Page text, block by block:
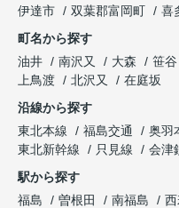
伊達市
双葉郡富岡町 喜
町名から探す
油井
南沢又 大森 笹谷
上鳥渡
北沢又
在庭坂
沿線から探す
東北本線
福島交通 奥羽
東北新幹線
只見線 会津
駅から探す
福島
曽根田 南福島